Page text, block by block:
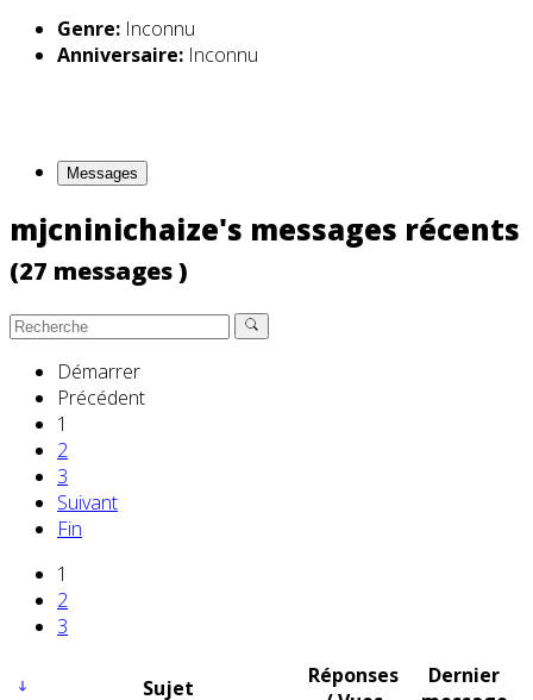
Genre: Inconnu
Anniversaire: Inconnu
Messages
mjcninichaize's messages récents
(27 messages )
Démarrer
Précédent
1
2
3
Suivant
Fin
1
2
3
Sujet
Réponses
Dernier